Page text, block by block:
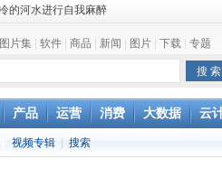
的河水进行自我麻醉
该起来了
身上游走
下来
Volte 和查询保修
动电信很无奈，网友：资费还
第一枪 国台办回应
用什么样的方式去刺激
图片集 软件 商品 新闻 图片 下载 专题
产品 运营 消费 大数据 云
视频专辑 搜索